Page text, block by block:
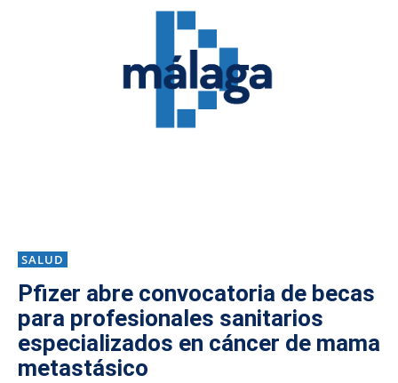
SALUD
Pfizer abre convocatoria de becas
para profesionales sanitarios
especializados en cáncer de mama
metastásico